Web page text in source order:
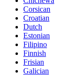
Corsican
Croatian
Dutch
Estonian
Filipino
Finnish
Frisian
Galician